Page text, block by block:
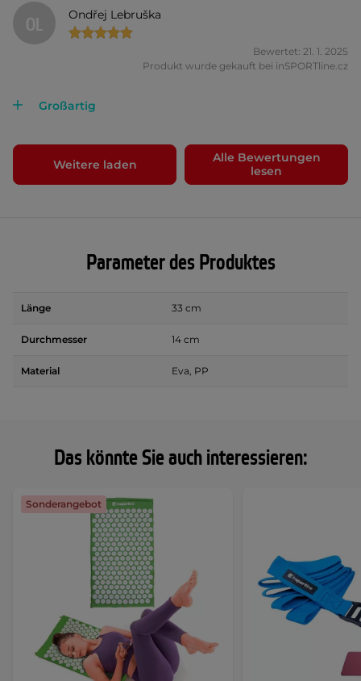
Das könnte Sie auch interessieren:
Sonderangebot
OL Ondřej Lebruška
Bewertet: 21. 1. 2025
Produkt wurde gekauft bei inSPORTline.cz
Großartig
Weitere laden
Alle Bewertungen
lesen
Parameter des Produktes
Länge 33 cm
Durchmesser 14 cm
Material Eva, PP